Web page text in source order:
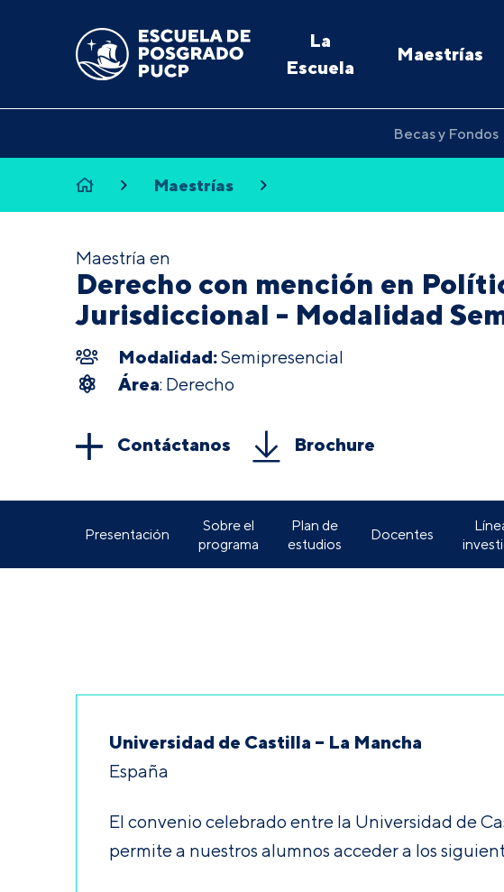
La
Escuela
Maestrías
Becas y Fondos
Maestrías
Maestría en
Derecho con mención en
Jurisdiccional - Modalidad
Modalidad:Semipresencial
Área: Derecho
Contáctanos Brochure
Presentación
Sobre el
programa
Plan de
estudios
Docentes
Universidad de Castilla – La Mancha
España
El convenio celebrado entre la Universidad de
permite a nuestros alumnos acceder a los